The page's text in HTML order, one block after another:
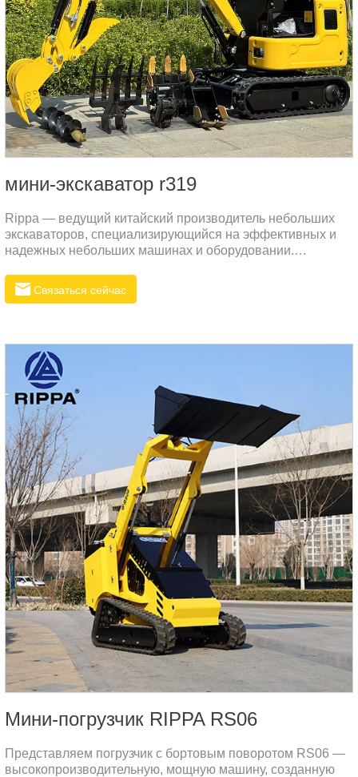
мини-экскаватор r319
Rippa — ведущий китайский производитель небольших
экскаваторов, специализирующийся на эффективных и
надежных небольших машинах и оборудовании.
разработок и производства продукция Rippa очень
популярна на международном рынке, особенно на
Связаться сейчас
Мини-погрузчик RIPPA RS06
Представляем погрузчик с бортовым поворотом RS06 —
высокопроизводительную, мощную машину, созданную